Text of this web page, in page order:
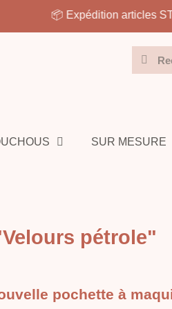
🎨 Confection articles sur
SUR MESURE
pétrole"
pochette à